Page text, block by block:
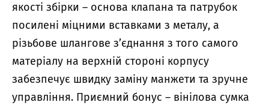
якості збірки – основа клапана та патрубок
посилені міцними вставками з металу, а
різьбове шлангове з’єднання з того самого
матеріалу на верхній стороні корпусу
забезпечує швидку заміну манжети та зручне
управління. Приємний бонус – вінілова сумка